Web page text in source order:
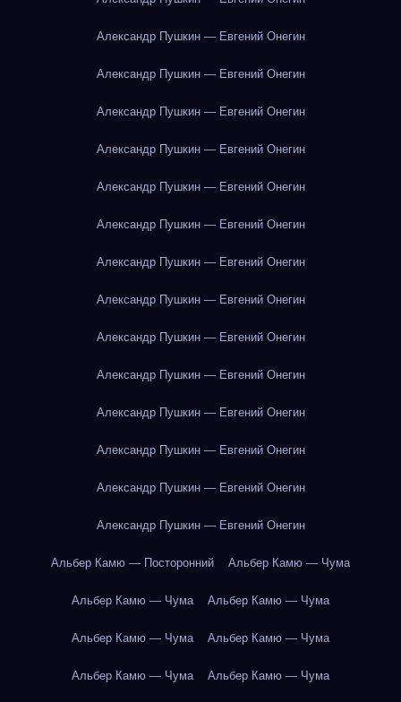
Александр Пушкин — Евгений Онегин
Александр Пушкин — Евгений Онегин
Александр Пушкин — Евгений Онегин
Александр Пушкин — Евгений Онегин
Александр Пушкин — Евгений Онегин
Александр Пушкин — Евгений Онегин
Александр Пушкин — Евгений Онегин
Александр Пушкин — Евгений Онегин
Александр Пушкин — Евгений Онегин
Александр Пушкин — Евгений Онегин
Александр Пушкин — Евгений Онегин
Александр Пушкин — Евгений Онегин
Александр Пушкин — Евгений Онегин
Александр Пушкин — Евгений Онегин
Альбер Камю — Посторонний Альбер Камю — Чума
Альбер Камю — Чума Альбер Камю — Чума
Альбер Камю — Чума Альбер Камю — Чума
Альбер Камю — Чума Альбер Камю — Чума